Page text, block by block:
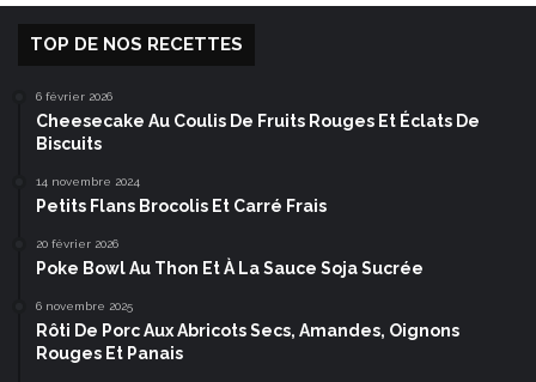
TOP DE NOS RECETTES
6 février 2026
Cheesecake Au Coulis De Fruits Rouges Et Éclats De
Biscuits
14 novembre 2024
Petits Flans Brocolis Et Carré Frais
20 février 2026
Poke Bowl Au Thon Et À La Sauce Soja Sucrée
6 novembre 2025
Rôti De Porc Aux Abricots Secs, Amandes, Oignons
Rouges Et Panais